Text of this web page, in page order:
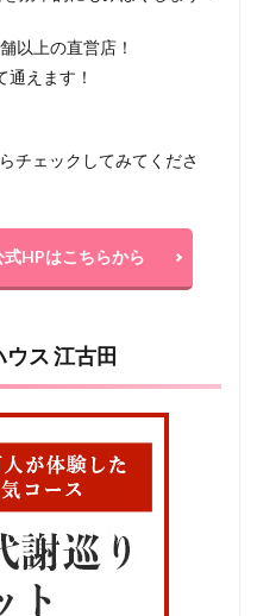
以上の直営店！
えます！
チェックしてみてくださ
HPはこちらから
ス 江古田